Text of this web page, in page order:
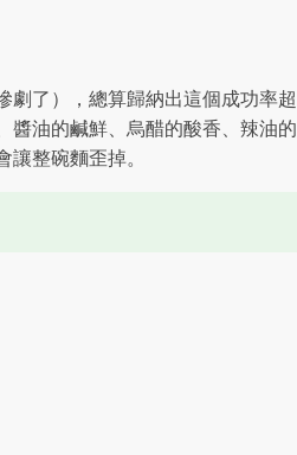
劇了），總算歸納出這個成功率超
醬油的鹹鮮、烏醋的酸香、辣油的
整碗麵歪掉。